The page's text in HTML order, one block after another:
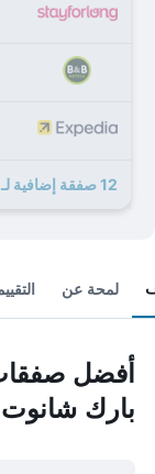
12 صفقة إضافية لـ بي آند بي هوتل مارسي بارك شانوت
لمحة عن
أفضل
بارك شانوت